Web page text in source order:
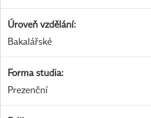
Úroveň vzdělání:
Bakalářské
Forma studia:
Prezenční